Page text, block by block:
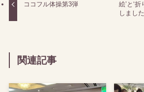
ココフル体操第3弾
絵’と‘
しました
関連記事